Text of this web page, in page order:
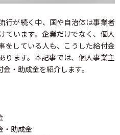
行が続く中、国や自治体は事業者
ています。企業だけでなく、個人
をしている人も、こうした給付金
ります。本記事では、個人事業主
・助成金を紹介します。
・助成金